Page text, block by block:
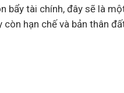
bẩy tài chính, đây sẽ là
hạn chế và bản thân